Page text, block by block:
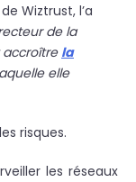
Wiztrust, l’a
de la
la
elle
risques.
les réseaux